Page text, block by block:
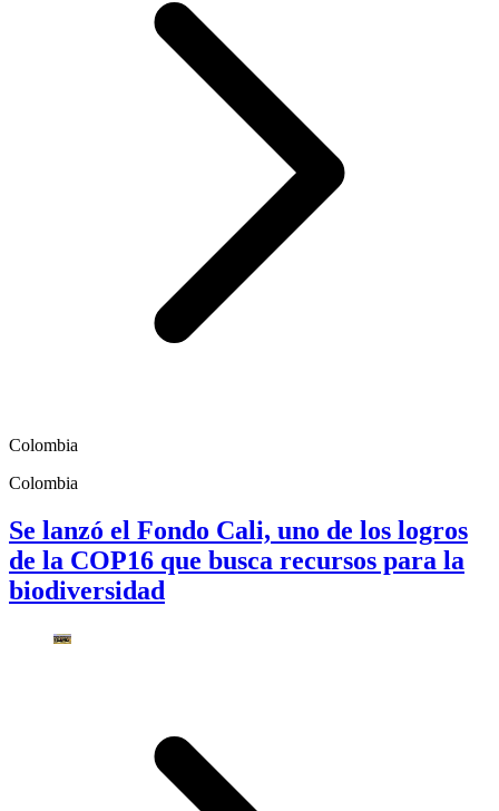
Colombia
Colombia
Se lanzó el Fondo Cali, uno de los logros
de la COP16 que busca recursos para la
biodiversidad